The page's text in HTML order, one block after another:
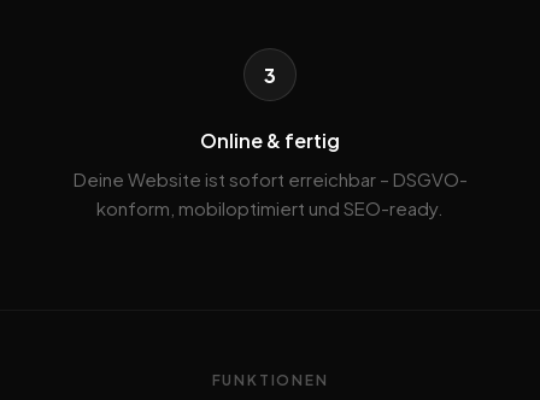
3
Online & fertig
Deine Website ist sofort erreichbar – DSGVO-
konform, mobiloptimiert und SEO-ready.
FUNKTIONEN